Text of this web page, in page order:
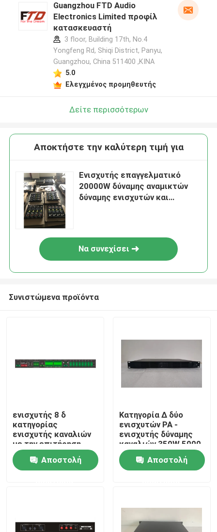
Σπίτι
Βίντεο
Guangzhou FTD Audio
Electronics Limited προφίλ
κατασκευαστή
3 floor, Building 17th, No.4
Yongfeng Rd, Shiqi District, Panyu,
Guangzhou, China 511400 ,ΚΙΝΑ
5.0
Ελεγχμένος προμηθευτής
Δείτε περισσότερων
Αποκτήστε την καλύτερη τιμή για
Ενισχυτής επαγγελματικό
20000W δύναμης αναμικτών
δύναμης ενισχυτών και
Να συνεχίσει
Συνιστώμενα προϊόντα
ενισχυτής 8 δ
κατηγορίας
ενισχυτής καναλιών
με την επιτήρηση
γραμμών ομιλητών
μεταστροφής
ελαττωμάτων
Αποστολή
Κατηγορία Δ δύο
ενισχυτών PA -
ενισχυτής δύναμης
καναλιών 350W 5000
Watt
Αποστολή